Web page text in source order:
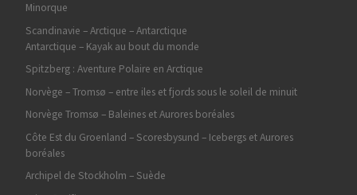
Minorque
Scandinavie – Arctique – Antarctique
Antarctique – Kayak au bout du monde
Spitzberg : Aventure Polaire en Arctique
Norvège – Tromsø – entre iles et fjords sous le soleil de minuit
Norvège Tromsø – Baleines et Aurores boréales
Côte Est du Groenland – Scoresbysund – Icebergs et Aurores
boréales
Archipel de Stockholm – Suède